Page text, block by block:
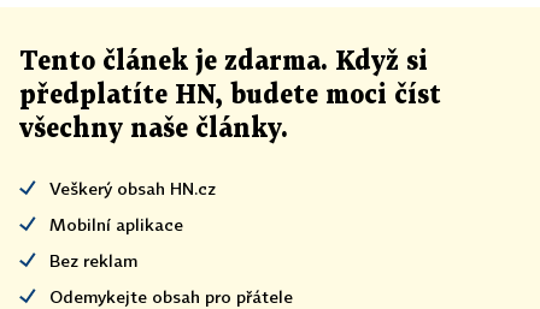
Tento článek je zdarma. Když si
předplatíte HN, budete moci číst
všechny naše články.
Veškerý obsah HN.cz
Mobilní aplikace
Bez reklam
Odemykejte obsah pro přátele